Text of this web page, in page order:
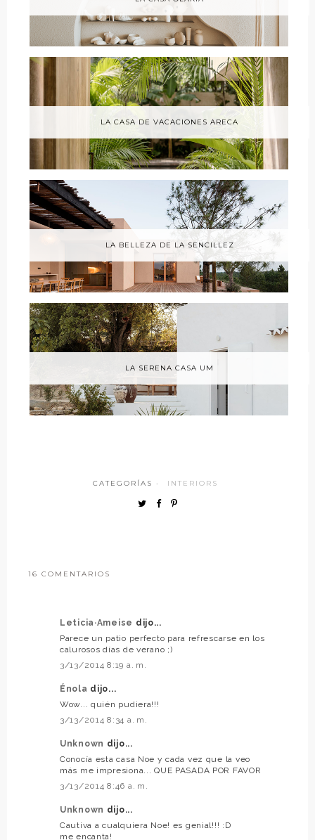
LA CASA DE VACACIONES ARECA
LA BELLEZA DE LA SENCILLEZ
LA SERENA CASA UM
CATEGORÍAS · INTERIORS
16 COMENTARIOS
Leticia·Ameise dijo...
Parece un patio perfecto para refrescarse en los
calurosos días de verano ;)
3/13/2014 8:19 a. m.
Énola dijo...
Wow... quién pudiera!!!
3/13/2014 8:34 a. m.
Unknown dijo...
Conocía esta casa Noe y cada vez que la veo
más me impresiona... QUE PASADA POR FAVOR
3/13/2014 8:46 a. m.
Unknown dijo...
Cautiva a cualquiera Noe! es genial!!! :D
me encanta!